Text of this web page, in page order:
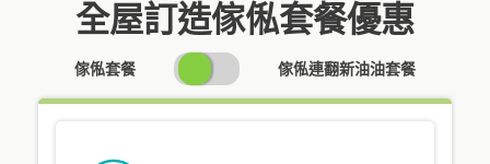
全屋訂造傢俬套餐優惠
傢俬套餐
SWITCH
PRICING
傢俬連翻新油油套餐